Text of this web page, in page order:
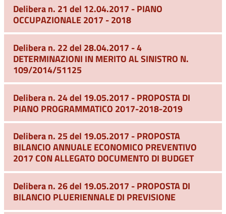
Delibera n. 21 del 12.04.2017 - PIANO
OCCUPAZIONALE 2017 - 2018
Delibera n. 22 del 28.04.2017 - 4
DETERMINAZIONI IN MERITO AL SINISTRO N.
109/2014/51125
Delibera n. 24 del 19.05.2017 - PROPOSTA DI
PIANO PROGRAMMATICO 2017-2018-2019
Delibera n. 25 del 19.05.2017 - PROPOSTA
BILANCIO ANNUALE ECONOMICO PREVENTIVO
2017 CON ALLEGATO DOCUMENTO DI BUDGET
Delibera n. 26 del 19.05.2017 - PROPOSTA DI
BILANCIO PLUERIENNALE DI PREVISIONE